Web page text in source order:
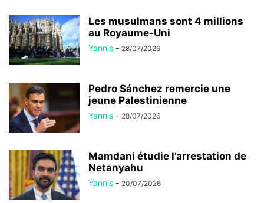
Les musulmans sont 4 millions
au Royaume-Uni
Yannis - 28/07/2026
Pedro Sánchez remercie une
jeune Palestinienne
Yannis - 28/07/2026
Mamdani étudie l’arrestation de
Netanyahu
Yannis - 20/07/2026